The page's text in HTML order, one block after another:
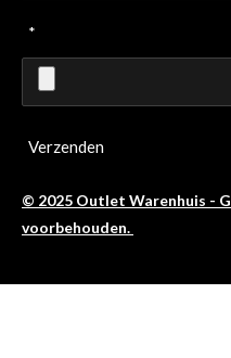
*
Verzenden
© 2025 Outlet Warenhuis -
voorbehouden.